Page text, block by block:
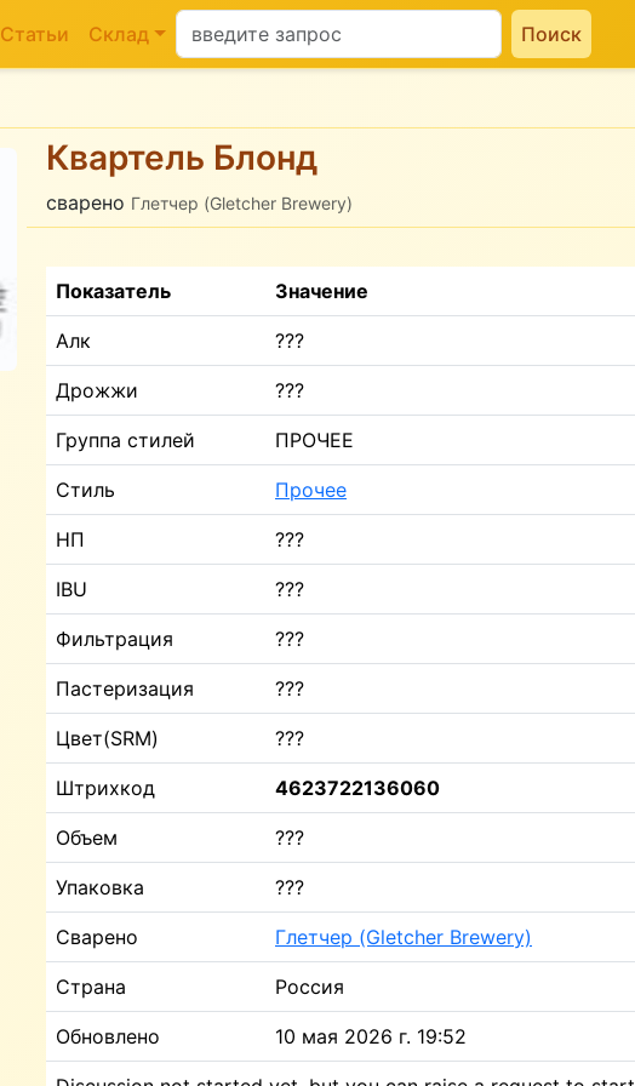
Статьи Склад Поиск
Квартель Блонд
сварено Глетчер (Gletcher Brewery)
Показатель Значение
Алк ???
Дрожжи ???
Группа стилей ПРОЧЕЕ
Стиль Прочее
НП ???
IBU ???
Фильтрация ???
Пастеризация ???
Цвет(SRM) ???
Штрихкод 4623722136060
Объем ???
Упаковка ???
Сварено Глетчер (Gletcher Brewery)
Страна Россия
Обновлено 10 мая 2026 г. 19:52